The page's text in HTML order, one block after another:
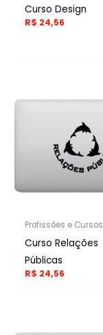
Curso Design
R$ 24,56
Profissões e Cursos
Curso Relações
Públicas
R$ 24,56